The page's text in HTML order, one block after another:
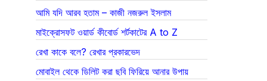
আমি যদি আরব হতাম – কাজী নজরুল ইসলাম
মাইক্রোসফট ওয়ার্ড কীবোর্ড শর্টকাটের A to Z
রেখা কাকে বলে? রেখার প্রকারভেদ
মোবাইল থেকে ডিলিট করা ছবি ফিরিয়ে আনার উপায়